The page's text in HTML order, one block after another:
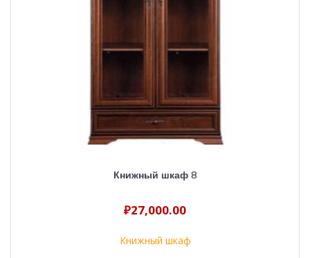
Книжный шкаф 8
₽27,000.00
Книжный шкаф